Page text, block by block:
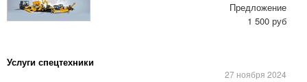
Услуги спецтехники
27 ноября 2024
Предложение
1 500 руб